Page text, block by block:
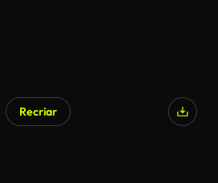
Recriar